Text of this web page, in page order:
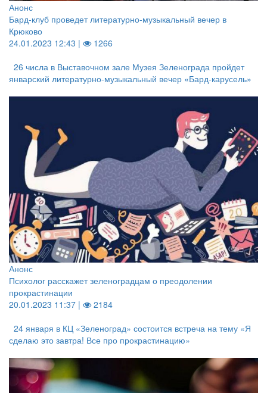
Анонс
Бард-клуб проведет литературно-музыкальный вечер в
Крюково
24.01.2023 12:43 |
1266
26 числа в Выставочном зале Музея Зеленограда пройдет
январский литературно-музыкальный вечер «Бард-карусель»
Анонс
Психолог расскажет зеленоградцам о преодолении
прокрастинации
20.01.2023 11:37 |
2184
24 января в КЦ «Зеленоград» состоится встреча на тему «Я
сделаю это завтра! Все про прокрастинацию»